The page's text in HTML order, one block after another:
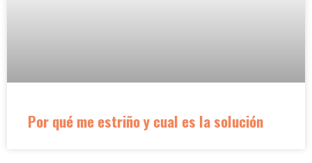
Por qué me estriño y cual es la solución